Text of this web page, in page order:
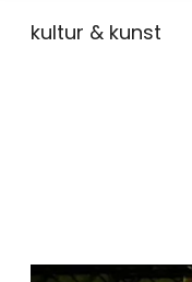
kultur & kunst